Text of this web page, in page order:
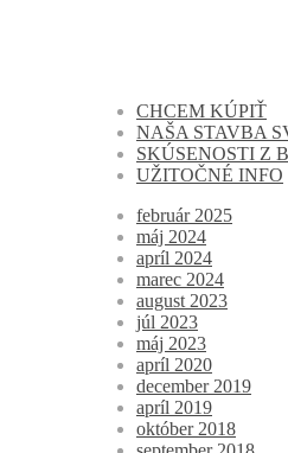
CHCEM KÚPIŤ
NAŠA STAVBA
SKÚSENOSTI Z
UŽITOČNÉ INFO
február 2025
máj 2024
apríl 2024
marec 2024
august 2023
júl 2023
máj 2023
apríl 2020
december 2019
apríl 2019
október 2018